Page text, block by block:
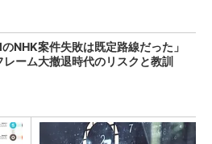
のNHK案件失敗は既定路線だった」
ーム大撤退時代のリスクと教訓